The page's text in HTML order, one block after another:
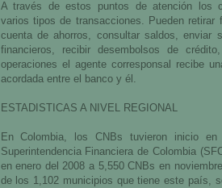
A través de estos puntos de atención los
varios tipos de transacciones. Pueden retirar
cuenta de ahorros, consultar saldos, enviar
financieros, recibir desembolsos de
operaciones el agente corresponsal recibe
acordada entre el banco y él.
ESTADISTICAS A NIVEL REGIONAL
En Colombia, los CNBs tuvieron inicio
Superintendencia Financiera de Colombia
en enero del 2008 a 5,550 CNBs en
de los 1,102 municipios que tiene este país,